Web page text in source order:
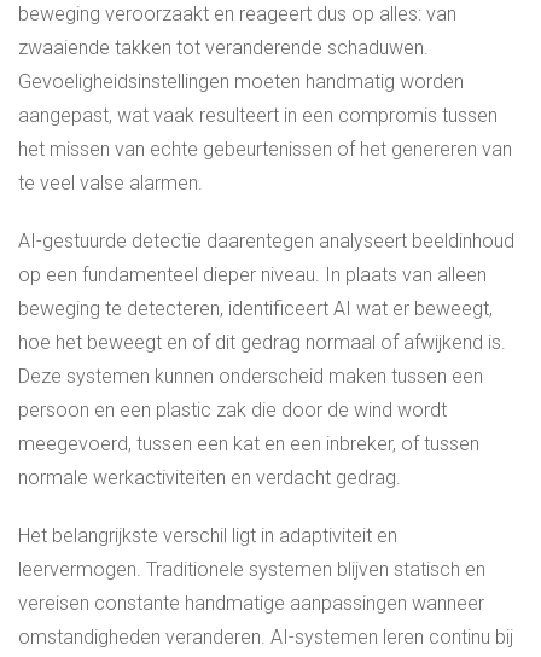
beweging veroorzaakt en reageert dus op alles: van
zwaaiende takken tot veranderende schaduwen.
Gevoeligheidsinstellingen moeten handmatig worden
aangepast, wat vaak resulteert in een compromis tussen
het missen van echte gebeurtenissen of het genereren van
te veel valse alarmen.
AI-gestuurde detectie daarentegen analyseert beeldinhoud
op een fundamenteel dieper niveau. In plaats van alleen
beweging te detecteren, identificeert AI wat er beweegt,
hoe het beweegt en of dit gedrag normaal of afwijkend is.
Deze systemen kunnen onderscheid maken tussen een
persoon en een plastic zak die door de wind wordt
meegevoerd, tussen een kat en een inbreker, of tussen
normale werkactiviteiten en verdacht gedrag.
Het belangrijkste verschil ligt in adaptiviteit en
leervermogen. Traditionele systemen blijven statisch en
vereisen constante handmatige aanpassingen wanneer
omstandigheden veranderen. AI-systemen leren continu bij